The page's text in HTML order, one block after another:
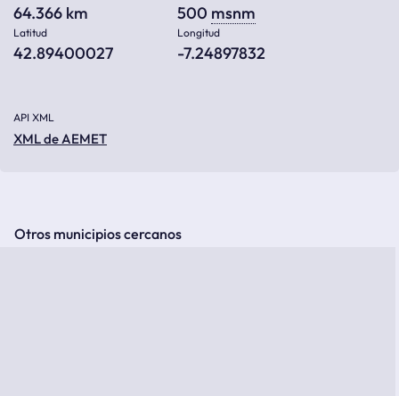
64.366 km 500 msnm
Latitud
42.89400027
Longitud
-7.24897832
API XML
XML de AEMET
Otros municipios cercanos